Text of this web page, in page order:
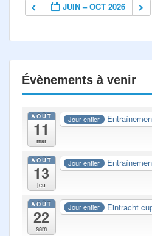
JUIN – OCT 2026
Évènements à venir
AOÛT
11
mar
Jour entier
AOÛT
13
jeu
Jour entier
AOÛT
22
sam
Jour entier Eintracht